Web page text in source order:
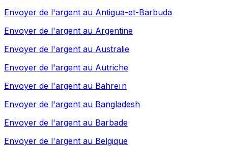
Envoyer de l'argent au Antigua-et-Barbuda
Envoyer de l'argent au Argentine
Envoyer de l'argent au Australie
Envoyer de l'argent au Autriche
Envoyer de l'argent au Bahreïn
Envoyer de l'argent au Bangladesh
Envoyer de l'argent au Barbade
Envoyer de l'argent au Belgique